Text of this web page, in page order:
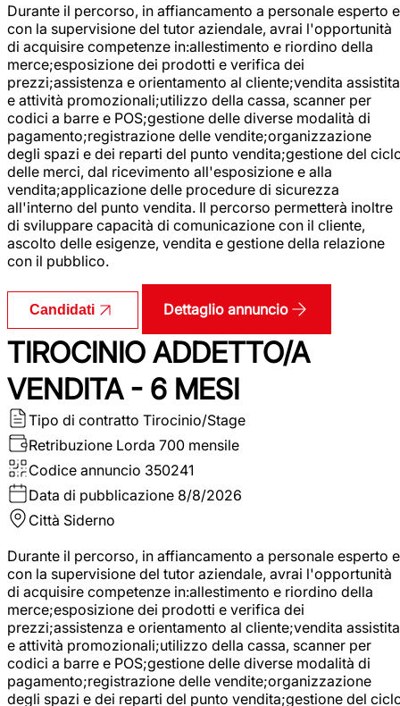
Durante il percorso, in affiancamento a personale esperto e
con la supervisione del tutor aziendale, avrai l'opportunità
di acquisire competenze in:allestimento e riordino della
merce;esposizione dei prodotti e verifica dei
prezzi;assistenza e orientamento al cliente;vendita assistita
e attività promozionali;utilizzo della cassa, scanner per
codici a barre e POS;gestione delle diverse modalità di
pagamento;registrazione delle vendite;organizzazione
degli spazi e dei reparti del punto vendita;gestione del
delle merci, dal ricevimento all'esposizione e alla
vendita;applicazione delle procedure di sicurezza
all'interno del punto vendita. Il percorso permetterà inoltre
di sviluppare capacità di comunicazione con il cliente,
ascolto delle esigenze, vendita e gestione della relazione
con il pubblico.
Candidati Dettaglio annuncio
TIROCINIO ADDETTO/A
VENDITA - 6 MESI
Tipo di contratto Tirocinio/Stage
Retribuzione Lorda 700 mensile
Codice annuncio 350241
Data di pubblicazione 8/8/2026
Città Siderno
Durante il percorso, in affiancamento a personale esperto e
con la supervisione del tutor aziendale, avrai l'opportunità
di acquisire competenze in:allestimento e riordino della
merce;esposizione dei prodotti e verifica dei
prezzi;assistenza e orientamento al cliente;vendita assistita
e attività promozionali;utilizzo della cassa, scanner per
codici a barre e POS;gestione delle diverse modalità di
pagamento;registrazione delle vendite;organizzazione
degli spazi e dei reparti del punto vendita;gestione del